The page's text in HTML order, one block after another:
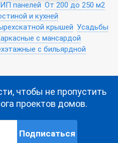
панелей От 200 до 250 м2
и кухней
крышей Усадьбы
с мансардой
с бильярдной
чтобы не пропустить
проектов домов.
Подписаться